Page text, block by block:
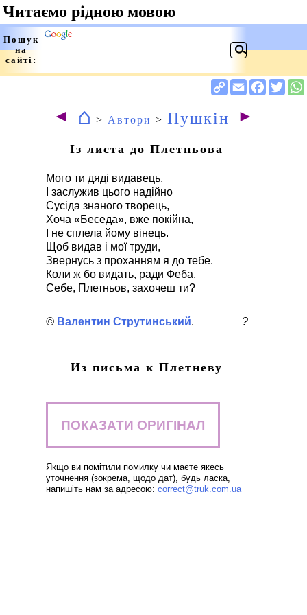
◄ ⌂ > Автори > Пушкін ►
Із листа до Плетньова
Мого ти дяді видавець,
І заслужив цього надійно
Сусіда знаного творець,
Хоча «Беседа», вже покійна,
І не сплела йому вінець.
Щоб видав і мої труди,
Звернусь з проханням я до тебе.
Коли ж бо видать, ради Феба,
Себе, Плетньов, захочеш ти?
Валентин Струтинський ?
Из письма к Плетневу
ПОКАЗАТИ ОРИГІНАЛ
Якщо ви помітили помилку чи маєте якесь
уточнення (зокрема, щодо дат), будь ласка,
напишіть нам за адресою: correct@truk.com.ua